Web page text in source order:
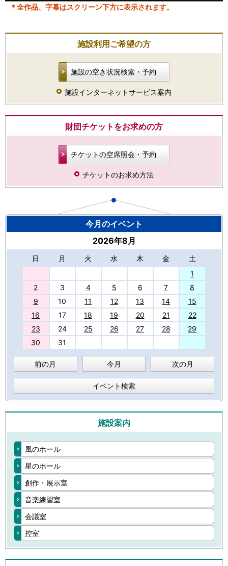
＊全作品、字幕はスクリーン下方に表示されます。
施設利用ご希望の方
施設の空き状況検索・予約
施設インターネットサービス案内
財団チケットをお求めの方
チケットの空席照会・予約
チケットのお求め方法
今月のイベント
2026年8月
日 月 火 水 木 金
土
1
2
3 4 5 6 7
8
9
10 11 12 13 14
15
16
17 18 19 20 21
22
23
24 25 26 27 28
29
30
31
前の月 今月 次の月
イベント検索
施設案内
風のホール
星のホール
創作・展示室
音楽練習室
会議室
控室